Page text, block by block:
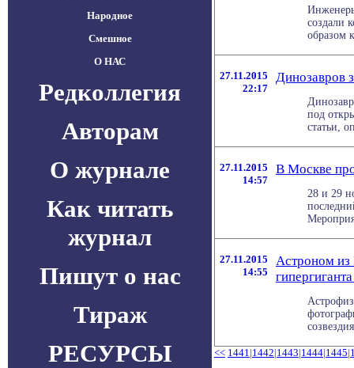
Народное
Смешное
О НАС
Редколлегия
Авторам
О журнале
Как читать
журнал
Пишут о нас
Тираж
РЕСУРСЫ
создали
образом
27.11.2015
22:17
Динозавров
под
статьи,
27.11.2015
14:57
В Москве
28 и 29
27.11.2015
14:55
Астроном из
<< 1441|1442|1443|1444|1445|